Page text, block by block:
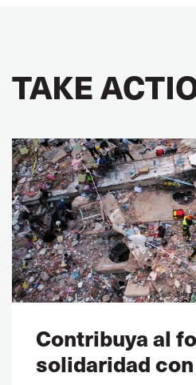
TAKE
Contribuya al
solidaridad